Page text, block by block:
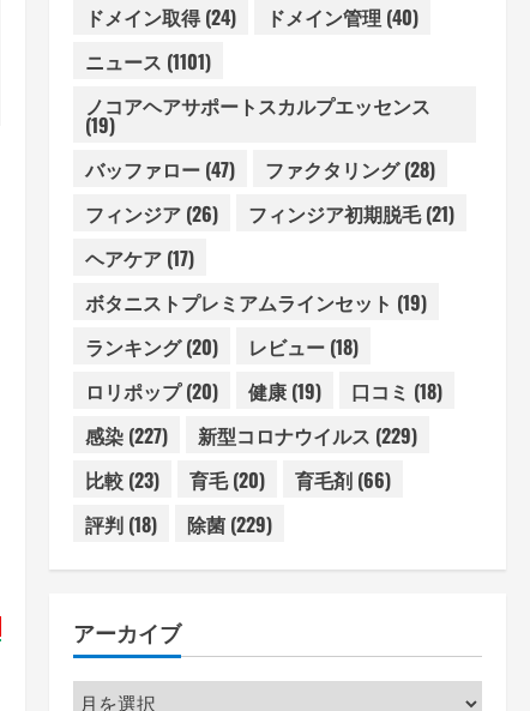
ドメイン取得(24) ドメイン管理 (40)
ニュース (1101)
ノコアヘアサポートスカルプエッセンス
(19)
バッファロー(47) ファクタリング(28)
フィンジア(26) フィンジア初期脱毛(21)
ヘアケア(17)
ボタニストプレミアムラインセット (19)
ランキング(20) レビュー(18)
ロリポップ(20) 健康(19) 口コミ (18)
感染(227) 新型コロナウイルス (229)
比較(23) 育毛(20) 育毛剤(66)
評判(18) 除菌(229)
アーカイブ
ア